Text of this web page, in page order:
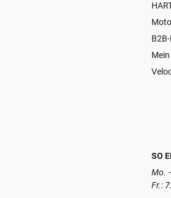
SO
Mo.
Fr.: